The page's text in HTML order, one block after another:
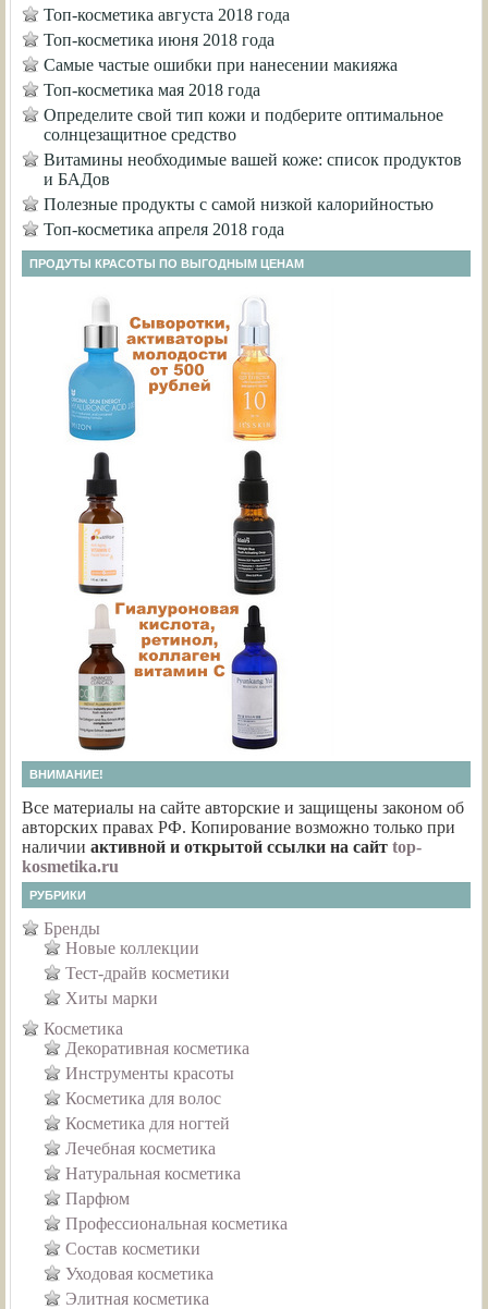
Топ-косметика августа 2018 года
Топ-косметика июня 2018 года
Самые частые ошибки при нанесении макияжа
Топ-косметика мая 2018 года
Определите свой тип кожи и подберите оптимальное
солнцезащитное средство
Витамины необходимые вашей коже: список продуктов
и БАДов
Полезные продукты с самой низкой калорийностью
Топ-косметика апреля 2018 года
ПРОДУТЫ КРАСОТЫ ПО ВЫГОДНЫМ ЦЕНАМ
ВНИМАНИЕ!
Все материалы на сайте авторские и защищены законом об
авторских правах РФ. Копирование возможно только при
наличии активной и открытой ссылки на сайт top-
kosmetika.ru
РУБРИКИ
Бренды
Новые коллекции
Тест-драйв косметики
Хиты марки
Косметика
Декоративная косметика
Инструменты красоты
Косметика для волос
Косметика для ногтей
Лечебная косметика
Натуральная косметика
Парфюм
Профессиональная косметика
Состав косметики
Уходовая косметика
Элитная косметика